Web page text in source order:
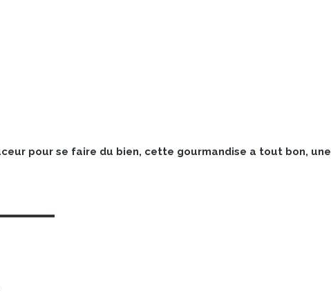
pour se faire du bien, cette gourmandise a tout bon, une